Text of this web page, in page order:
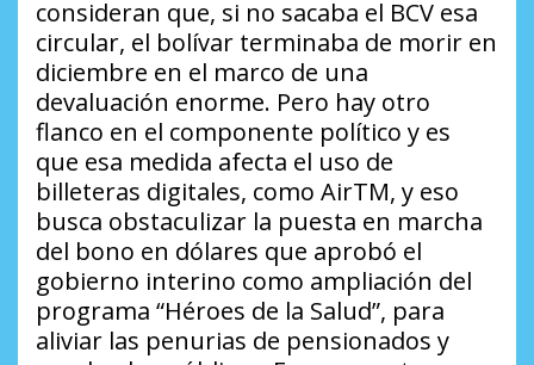
consideran que, si no sacaba el BCV esa
circular, el bolívar terminaba de morir en
diciembre en el marco de una
devaluación enorme. Pero hay otro
flanco en el componente político y es
que esa medida afecta el uso de
billeteras digitales, como AirTM, y eso
busca obstaculizar la puesta en marcha
del bono en dólares que aprobó el
gobierno interino como ampliación del
programa “Héroes de la Salud”, para
aliviar las penurias de pensionados y